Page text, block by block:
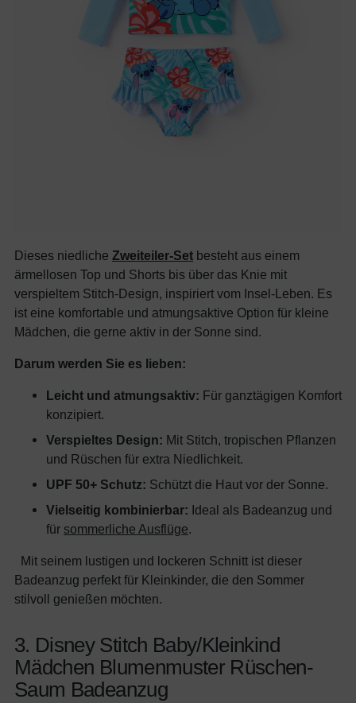
Dieses niedliche Zweiteiler-Set besteht aus einem
ärmellosen Top und Shorts bis über das Knie mit
verspieltem Stitch-Design, inspiriert vom Insel-Leben. Es
ist eine komfortable und atmungsaktive Option für kleine
Mädchen, die gerne aktiv in der Sonne sind.
Darum werden Sie es lieben:
Leicht und atmungsaktiv: Für ganztägigen Komfort
konzipiert.
Verspieltes Design: Mit Stitch, tropischen Pflanzen
und Rüschen für extra Niedlichkeit.
UPF 50+ Schutz: Schützt die Haut vor der Sonne.
Vielseitig kombinierbar: Ideal als Badeanzug und
für sommerliche Ausflüge.
Mit seinem lustigen und lockeren Schnitt ist dieser
Badeanzug perfekt für Kleinkinder, die den Sommer
stilvoll genießen möchten.
3. Disney Stitch Baby/Kleinkind
Mädchen Blumenmuster Rüschen-
Saum Badeanzug